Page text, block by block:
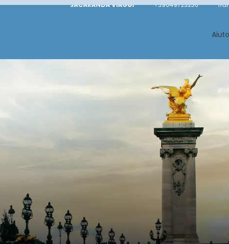
JACARANDA VIAGGI +39049723230
Aiuto